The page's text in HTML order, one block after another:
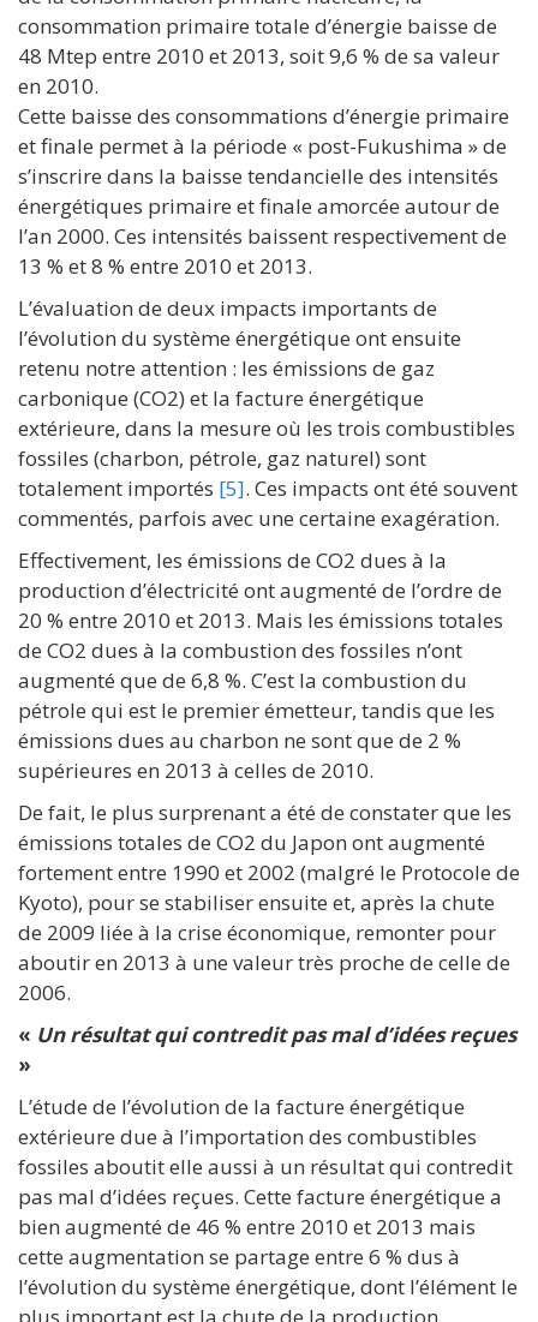
consommation primaire totale d’énergie baisse de
48 Mtep entre 2010 et 2013, soit 9,6 % de sa valeur
en 2010.
Cette baisse des consommations d’énergie primaire
et finale permet à la période « post-Fukushima » de
s’inscrire dans la baisse tendancielle des intensités
énergétiques primaire et finale amorcée autour de
l’an 2000. Ces intensités baissent respectivement de
13 % et 8 % entre 2010 et 2013.
L’évaluation de deux impacts importants de
l’évolution du système énergétique ont ensuite
retenu notre attention : les émissions de gaz
carbonique (CO2) et la facture énergétique
extérieure, dans la mesure où les trois combustibles
fossiles (charbon, pétrole, gaz naturel) sont
totalement importés [5]. Ces impacts ont été souvent
commentés, parfois avec une certaine exagération.
Effectivement, les émissions de CO2 dues à la
production d’électricité ont augmenté de l’ordre de
20 % entre 2010 et 2013. Mais les émissions totales
de CO2 dues à la combustion des fossiles n’ont
augmenté que de 6,8 %. C’est la combustion du
pétrole qui est le premier émetteur, tandis que les
émissions dues au charbon ne sont que de 2 %
supérieures en 2013 à celles de 2010.
De fait, le plus surprenant a été de constater que les
émissions totales de CO2 du Japon ont augmenté
fortement entre 1990 et 2002 (malgré le Protocole de
Kyoto), pour se stabiliser ensuite et, après la chute
de 2009 liée à la crise économique, remonter pour
aboutir en 2013 à une valeur très proche de celle de
2006.
« Un résultat qui contredit pas mal d’idées reçues
»
L’étude de l’évolution de la facture énergétique
extérieure due à l’importation des combustibles
fossiles aboutit elle aussi à un résultat qui contredit
pas mal d’idées reçues. Cette facture énergétique a
bien augmenté de 46 % entre 2010 et 2013 mais
cette augmentation se partage entre 6 % dus à
l’évolution du système énergétique, dont l’élément le
plus important est la chute de la production